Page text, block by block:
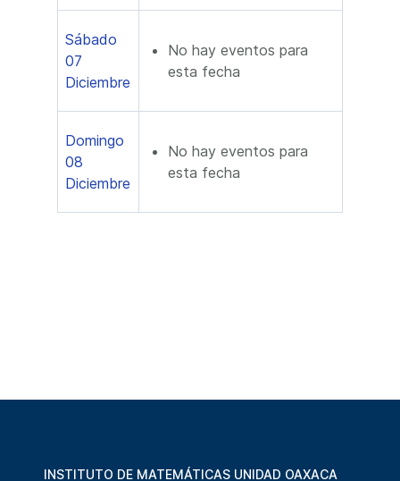
Sábado
07
Diciembre
No hay eventos para
esta fecha
Domingo
08
Diciembre
No hay eventos para
esta fecha
INSTITUTO DE MATEMÁTICAS UNIDAD OAXACA